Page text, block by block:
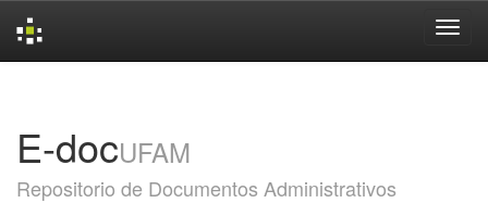
E-docUFAM
Repositorio de Documentos Administrativos